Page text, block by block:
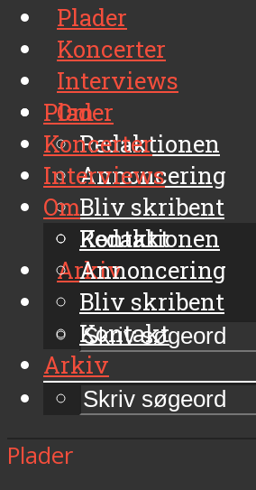
Plader
Koncerter
Interviews
Om
Redaktionen
Annoncering
Bliv skribent
Kontakt
Arkiv
Plader
Koncerter
Interviews
Om
Redaktionen
Annoncering
Bliv skribent
Kontakt
Arkiv
Plader